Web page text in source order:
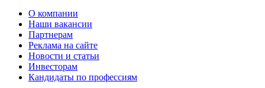
О компании
Наши вакансии
Партнерам
Реклама на сайте
Новости и статьи
Инвесторам
Кандидаты по профессиям